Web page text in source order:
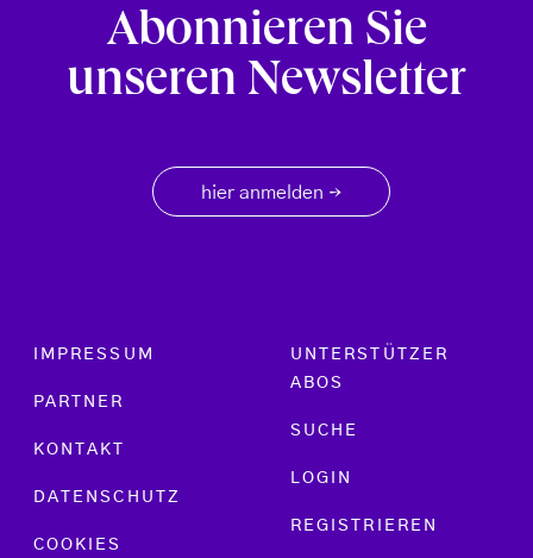
Abonnieren Sie
unseren Newsletter
hier anmelden →
Footer menu
IMPRESSUM
PARTNER
KONTAKT
DATENSCHUTZ
COOKIES
UNTERSTÜTZER
ABOS
SUCHE
LOGIN
REGISTRIEREN